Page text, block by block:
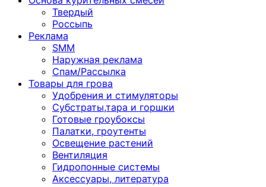
Твердый
Россыпь
Реклама
SMM
Наружная реклама
Спам/Рассылка
Товары для грова
Удобрения и стимуляторы
Субстраты,тара и горшки
Готовые гроубоксы
Палатки, гроутенты
Освещение растений
Вентиляция
Гидропонные системы
Аксессуары, литература